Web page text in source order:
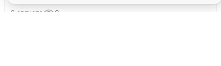
6 августа 0